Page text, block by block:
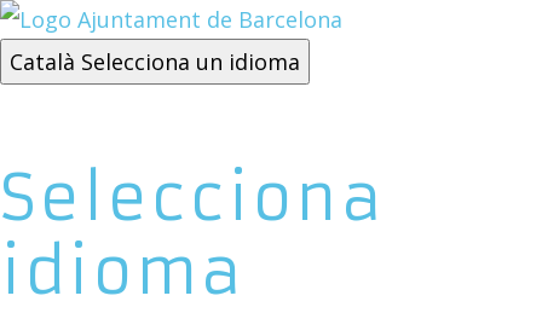
Català Selecciona un idioma
Selecciona
idioma